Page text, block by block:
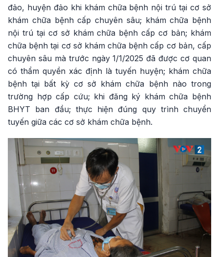
đảo, huyện đảo khi khám chữa bệnh nội trú tại cơ sở
khám chữa bệnh cấp chuyên sâu; khám chữa bệnh
nội trú tại cơ sở khám chữa bệnh cấp cơ bản; khám
chữa bệnh tại cơ sở khám chữa bệnh cấp cơ bản, cấp
chuyên sâu mà trước ngày 1/1/2025 đã được cơ quan
có thẩm quyền xác định là tuyến huyện; khám chữa
bệnh tại bất kỳ cơ sở khám chữa bệnh nào trong
trường hợp cấp cứu; khi đăng ký khám chữa bệnh
BHYT ban đầu; thực hiện đúng quy trình chuyển
tuyến giữa các cơ sở khám chữa bệnh.